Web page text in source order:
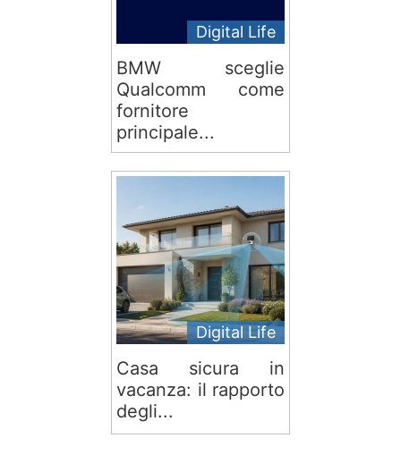
Digital Life
BMW sceglie
Qualcomm come
fornitore
principale...
Digital Life
Casa sicura in
vacanza: il rapporto
degli...